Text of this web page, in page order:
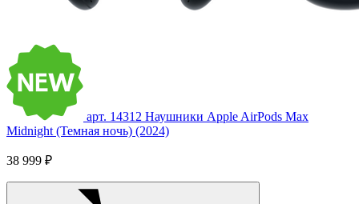
арт. 14312 Наушники Apple AirPods Max
Midnight (Темная ночь) (2024)
38 999 ₽